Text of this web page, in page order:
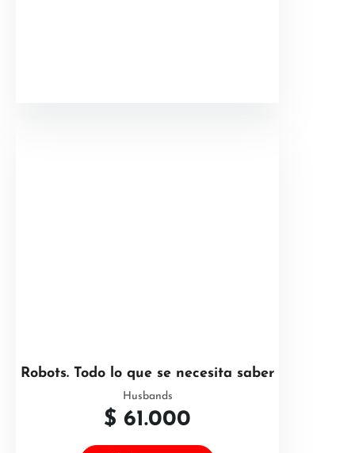
Robots. Todo lo que se necesita saber
Husbands
$ 61.000